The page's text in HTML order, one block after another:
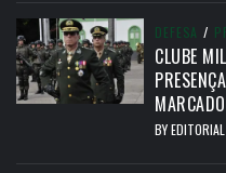
DEFESA /
CLUBE
BY